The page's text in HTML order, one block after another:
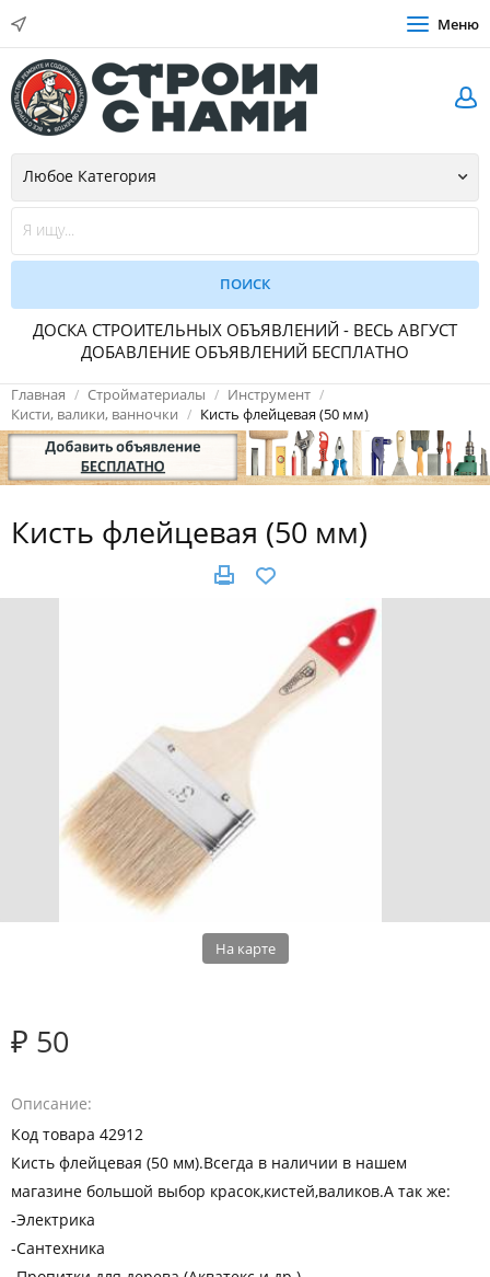
Меню
ДОСКА СТРОИТЕЛЬНЫХ ОБЪЯВЛЕНИЙ - ВЕСЬ АВГУСТ
ДОБАВЛЕНИЕ ОБЪЯВЛЕНИЙ БЕСПЛАТНО
Главная Стройматериалы
Инструмент
Кисти, валики, ванночки
Кисть флейцевая (50 мм)
Кисть флейцевая (50 мм)
На карте
₽ 50
Описание
Код товара 42912
Кисть флейцевая (50 мм).Всегда в наличии в нашем
магазине большой выбор красок,кистей,валиков.А так же:
-Электрика
-Сантехника